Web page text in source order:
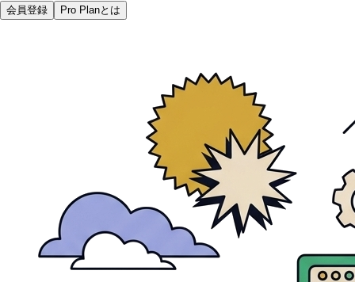
会員登録 Pro Planとは